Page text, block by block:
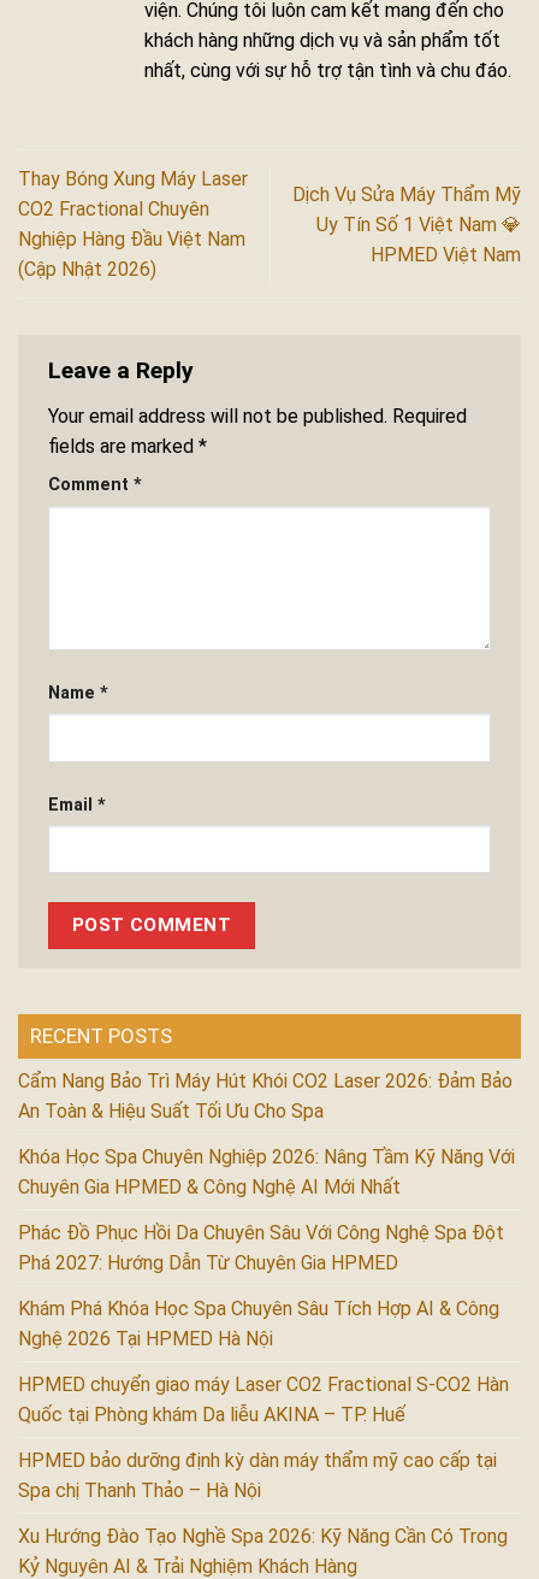
viện. Chúng tôi luôn cam kết mang đến cho
khách hàng những dịch vụ và sản phẩm tốt
nhất, cùng với sự hỗ trợ tận tình và chu đáo.
Thay Bóng Xung Máy Laser
CO2 Fractional Chuyên
Nghiệp Hàng Đầu Việt Nam
(Cập Nhật 2026)
Dịch Vụ Sửa Máy Thẩm Mỹ
Uy Tín Số 1 Việt Nam 💎
HPMED Việt Nam
Leave a Reply
Your email address will not be published. Required
fields are marked *
Comment *
Name *
Email *
RECENT POSTS
Cẩm Nang Bảo Trì Máy Hút Khói CO2 Laser 2026: Đảm Bảo
An Toàn & Hiệu Suất Tối Ưu Cho Spa
Khóa Học Spa Chuyên Nghiệp 2026: Nâng Tầm Kỹ Năng Với
Chuyên Gia HPMED & Công Nghệ AI Mới Nhất
Phác Đồ Phục Hồi Da Chuyên Sâu Với Công Nghệ Spa Đột
Phá 2027: Hướng Dẫn Từ Chuyên Gia HPMED
Khám Phá Khóa Học Spa Chuyên Sâu Tích Hợp AI & Công
Nghệ 2026 Tại HPMED Hà Nội
HPMED chuyển giao máy Laser CO2 Fractional S-CO2 Hàn
Quốc tại Phòng khám Da liễu AKINA – TP. Huế
HPMED bảo dưỡng định kỳ dàn máy thẩm mỹ cao cấp tại
Spa chị Thanh Thảo – Hà Nội
Xu Hướng Đào Tạo Nghề Spa 2026: Kỹ Năng Cần Có Trong
Kỷ Nguyên AI & Trải Nghiệm Khách Hàng